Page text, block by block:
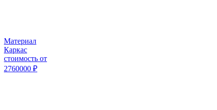
Материал
Каркас
стоимость от
2760000 ₽